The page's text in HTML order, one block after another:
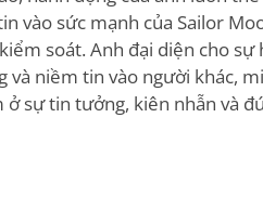
vào sức mạnh của Sailor
soát. Anh đại diện cho sự
và niềm tin vào người khác,
sự tin tưởng, kiên nhẫn và